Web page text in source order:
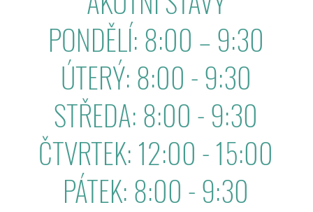
PONDĚLÍ: 8:00 – 9:30
ÚTERÝ: 8:00 - 9:30
STŘEDA: 8:00 - 9:30
ČTVRTEK: 12:00 - 15:00
PÁTEK: 8:00 - 9:30